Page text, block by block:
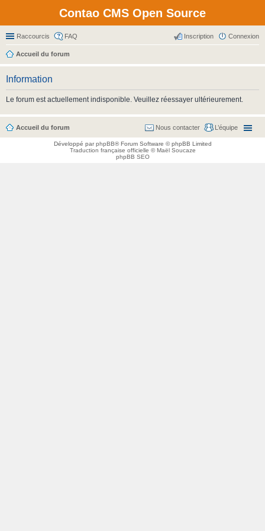
Contao CMS Open Source
Raccourcis FAQ Connexion
Inscription
Accueil du forum
Information
Le forum est actuellement indisponible. Veuillez réessayer ultérieurement.
Accueil du forum L’équipe
Nous contacter
Développé parphpBB® Forum Software © phpBB Limited
Traduction française officielle ©Maël Soucaze
phpBB SEO